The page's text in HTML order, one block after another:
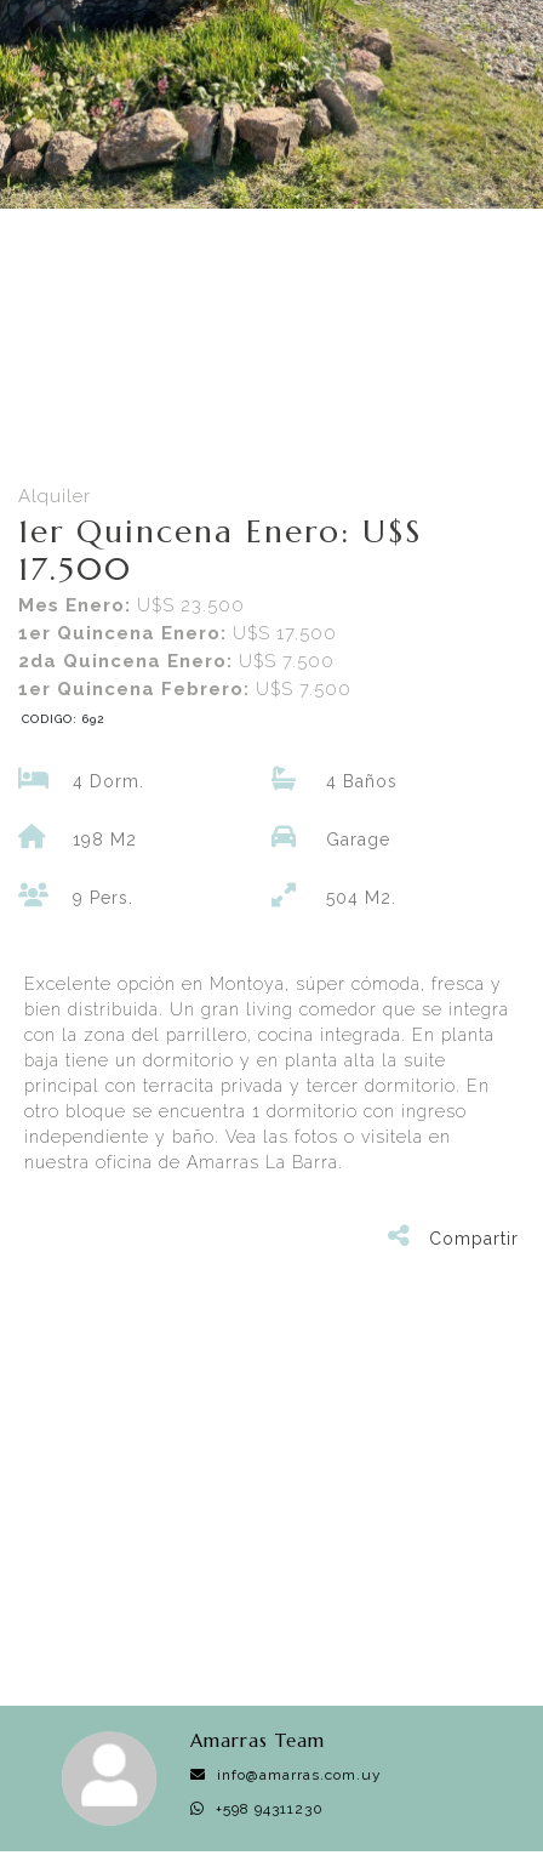
Alquiler
1er Quincena Enero: U$S
17.500
Mes Enero: U$S 23.500
1er Quincena Enero: U$S 17.500
2da Quincena Enero: U$S 7.500
1er Quincena Febrero: U$S 7.500
CODIGO: 692
4 Dorm. 4 Baños
198 M2 Garage
9 Pers. 504 M2.
Excelente opción en Montoya, súper cómoda, fresca y
bien distribuida. Un gran living comedor que se integra
con la zona del parrillero, cocina integrada. En planta
baja tiene un dormitorio y en planta alta la suite
principal con terracita privada y tercer dormitorio. En
otro bloque se encuentra 1 dormitorio con ingreso
independiente y baño. Vea las fotos o visitela en
nuestra oficina de Amarras La Barra.
Compartir
Amarras Team
info@amarras.com.uy
+598 94311230